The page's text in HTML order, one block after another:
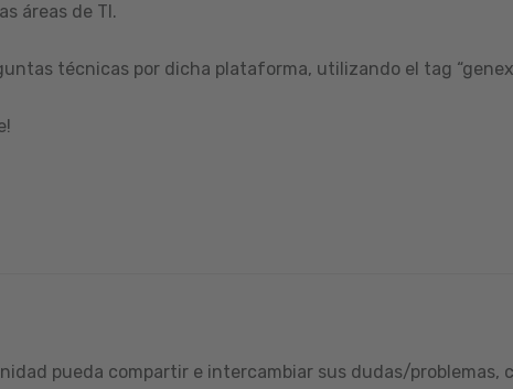
áreas de TI.
técnicas por dicha plataforma, utilizando el tag
pueda compartir e intercambiar sus dudas/problemas,